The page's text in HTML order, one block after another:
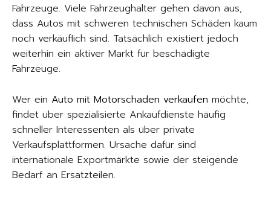
Fahrzeuge. Viele Fahrzeughalter gehen davon aus,
dass Autos mit schweren technischen Schäden kaum
noch verkäuflich sind. Tatsächlich existiert jedoch
weiterhin ein aktiver Markt für beschädigte
Fahrzeuge.
Wer ein Auto mit Motorschaden verkaufen möchte,
findet über spezialisierte Ankaufdienste häufig
schneller Interessenten als über private
Verkaufsplattformen. Ursache dafür sind
internationale Exportmärkte sowie der steigende
Bedarf an Ersatzteilen.